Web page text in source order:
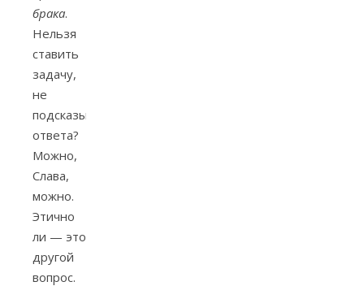
брака.
Нельзя
ставить
задачу,
не
подсказывая
ответа?
Можно,
Слава,
можно.
Этично
ли — это
другой
вопрос.